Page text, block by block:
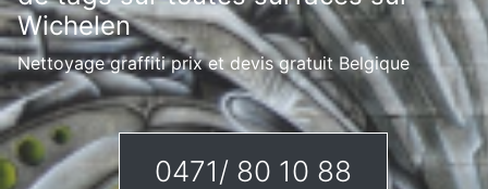
Wichelen
Nettoyage graffiti prix et devis gratuit Belgique
0471/ 80 10 88